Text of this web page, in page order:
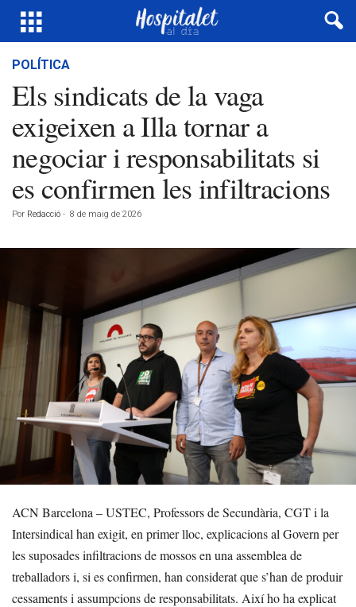
POLÍTICA
Els sindicats de la vaga
exigeixen a Illa tornar a
negociar i responsabilitats si
es confirmen les infiltracions
Por Redacció - 8 de maig de 2026
ACN Barcelona – USTEC, Professors de Secundària, CGT i la
Intersindical han exigit, en primer lloc, explicacions al Govern per
les suposades infiltracions de mossos en una assemblea de
treballadors i, si es confirmen, han considerat que s’han de produir
cessaments i assumpcions de responsabilitats. Així ho ha explicat